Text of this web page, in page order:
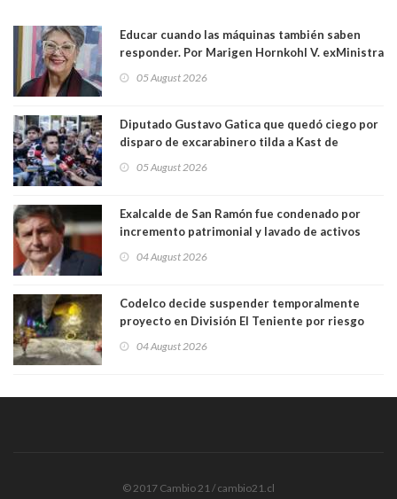
Educar cuando las máquinas también saben
responder. Por Marigen Hornkohl V. exMinistra
05 August 2026
Diputado Gustavo Gatica que quedó ciego por
disparo de excarabinero tilda a Kast de
absolución del exuniformado. Presidente DC
05 August 2026
Exalcalde de San Ramón fue condenado por
incremento patrimonial y lavado de activos
04 August 2026
Codelco decide suspender temporalmente
proyecto en División El Teniente por riesgo
04 August 2026
© 2017 Cambio 21 / cambio21.cl